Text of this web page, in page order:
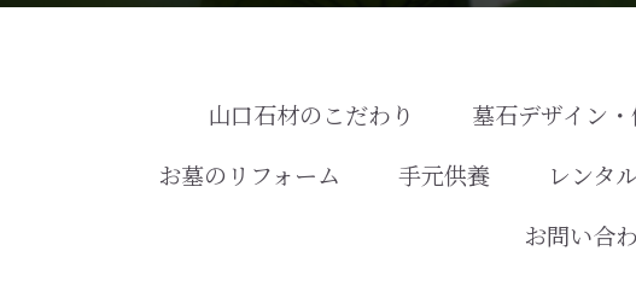
山口石材のこだわり 墓石デザイン
お墓のリフォーム
手元供養 レンタ
お問い合